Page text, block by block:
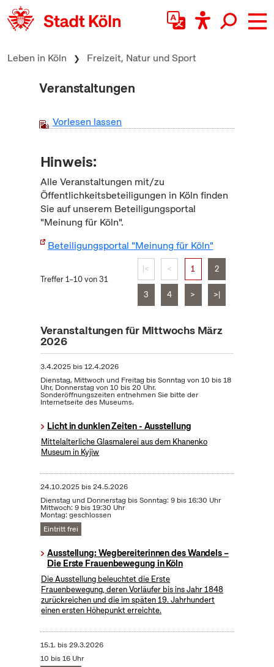
zum Inhalt springen
Leben in Köln Freizeit, Natur und Sport
Veranstaltungen
Vorlesen lassen
Hinweis:
Alle Veranstaltungen mit/zu
Öffentlichkeitsbeteiligungen in Köln finden
Sie auf unserem Beteiligungsportal
"Meinung für Köln".
Beteiligungsportal "Meinung für Köln"
Treffer 1–10 von 31
|< < 1 2
3 4 > >|
Veranstaltungen für Mittwochs März
2026
3.4.2025bis12.4.2026
Dienstag, Mittwoch und Freitag bis Sonntag von 10 bis 18
Uhr, Donnerstag von 10 bis 20 Uhr.
Sonderöffnungszeiten entnehmen Sie bitte der
Internetseite des Museums.
Licht in dunklen Zeiten - Ausstellung
Mittelalterliche Glasmalerei aus dem Khanenko
Museum in Kyjiw
24.10.2025bis24.5.2026
Dienstag und Donnerstag bis Sonntag: 9 bis 16:30 Uhr
Mittwoch: 9 bis 19:30 Uhr
Montag: geschlossen
Eintritt frei
Ausstellung: Wegbereiterinnen des Wandels –
Die Erste Frauenbewegung in Köln
Die Ausstellung beleuchtet die Erste
Frauenbewegung, deren Vorläufer bis ins Jahr 1848
zurückreichen und die im späten 19. Jahrhundert
einen ersten Höhepunkt erreichte.
15.1. bis29.3.2026
10 bis 16 Uhr